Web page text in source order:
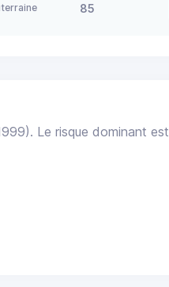
85
Le risque dominant est